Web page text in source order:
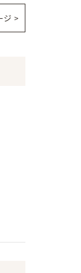
ジ >